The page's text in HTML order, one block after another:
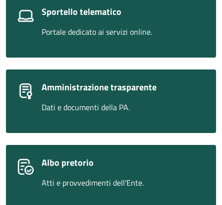
Sportello telematico
Portale dedicato ai servizi online.
Amministrazione trasparente
Dati e documenti della PA.
Albo pretorio
Atti e provvedimenti dell'Ente.